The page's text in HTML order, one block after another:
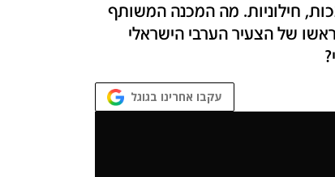
חילוניות. מה המכנה המשותף
של הצעיר הערבי הישראלי
עקבו אחרינו בגוגל